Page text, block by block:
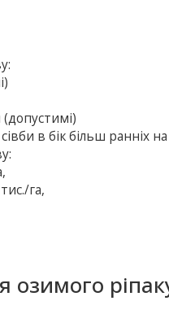
(допустимі)
в бік більш ранніх
га,
озимого